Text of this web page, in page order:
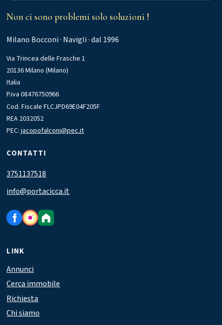
Non ci sono problemi solo soluzioni !
Milano Bocconi · Navigli · dal 1996
Via Trincea delle Frasche 1
20136 Milano (Milano)
Italia
P.iva 08476750966
Cod. Fiscale FLCJPD69E04F205F
REA 2032052
PEC:jacopofalconi@pec.it
CONTATTI
3751137518
info@portacicca.it
LINK
Annunci
Cerca immobile
Richiesta
Chi siamo